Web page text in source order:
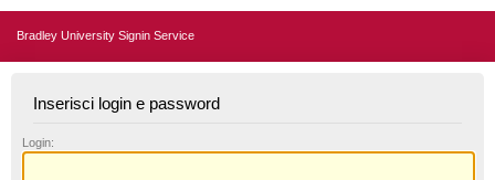
Bradley University Signin Service
Inserisci login e password
L ogin: